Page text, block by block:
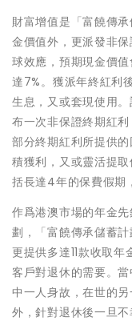
財富增值是「富饒傳
金價值外，更派發非
球效應，預期現金價
達7%。 獲派年終紅利
生息，又或套現使用
布一次非保證終期紅
部分終期紅利所提供
積獲利，又或靈活提
括長達4年的保費假期
作爲港澳市場的年金
劃，「富饒傳承儲蓄
更提供多達11款收取
客戶對退休的需要。
中一人身故，在世的
外，針對退休後一旦